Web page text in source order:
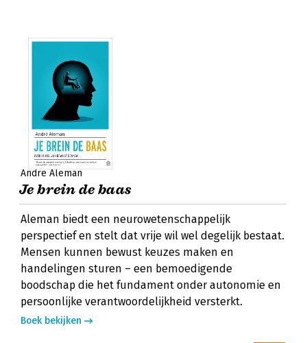
Andre Aleman
Je brein de baas
Aleman biedt een neurowetenschappelijk
perspectief en stelt dat vrije wil wel degelijk bestaat.
Mensen kunnen bewust keuzes maken en
handelingen sturen – een bemoedigende
boodschap die het fundament onder autonomie en
persoonlijke verantwoordelijkheid versterkt.
Boek bekijken